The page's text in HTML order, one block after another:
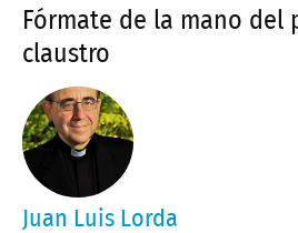
Fórmate de la mano del
claustro
Juan Luis Lorda